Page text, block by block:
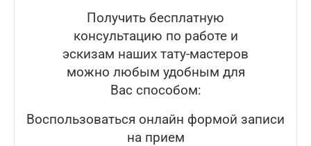
Получить бесплатную
консультацию по работе и
эскизам наших тату-мастеров
можно любым удобным для
Вас способом:
Воспользоваться онлайн формой записи
на прием